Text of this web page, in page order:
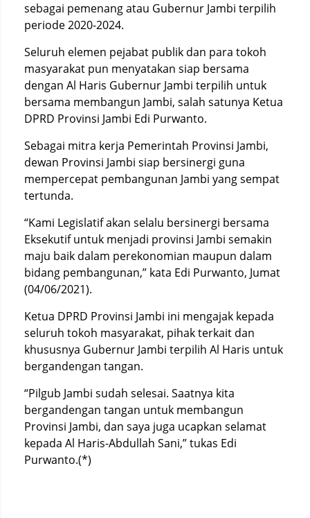
sebagai pemenang atau Gubernur Jambi terpilih
periode 2020-2024.
Seluruh elemen pejabat publik dan para tokoh
masyarakat pun menyatakan siap bersama
dengan Al Haris Gubernur Jambi terpilih untuk
bersama membangun Jambi, salah satunya Ketua
DPRD Provinsi Jambi Edi Purwanto.
Sebagai mitra kerja Pemerintah Provinsi Jambi,
dewan Provinsi Jambi siap bersinergi guna
mempercepat pembangunan Jambi yang sempat
tertunda.
“Kami Legislatif akan selalu bersinergi bersama
Eksekutif untuk menjadi provinsi Jambi semakin
maju baik dalam perekonomian maupun dalam
bidang pembangunan,” kata Edi Purwanto, Jumat
(04/06/2021).
Ketua DPRD Provinsi Jambi ini mengajak kepada
seluruh tokoh masyarakat, pihak terkait dan
khususnya Gubernur Jambi terpilih Al Haris untuk
bergandengan tangan.
“Pilgub Jambi sudah selesai. Saatnya kita
bergandengan tangan untuk membangun
Provinsi Jambi, dan saya juga ucapkan selamat
kepada Al Haris-Abdullah Sani,” tukas Edi
Purwanto.(*)